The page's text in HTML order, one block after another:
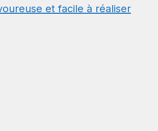
et facile à réaliser